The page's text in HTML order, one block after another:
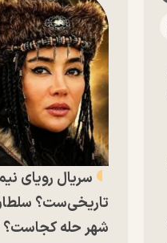
سریال رویای
تاریخی‌ست؟
شهر حله کجاست؟